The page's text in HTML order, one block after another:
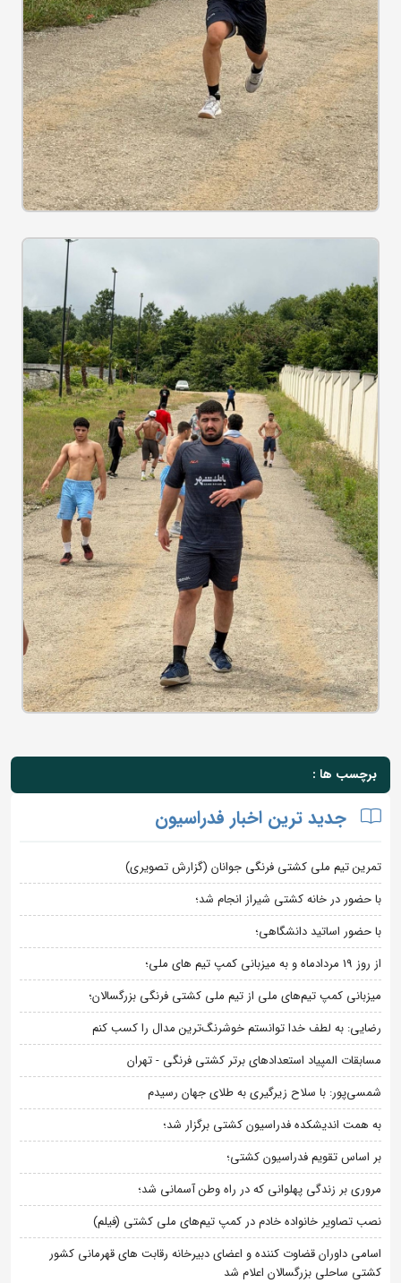
برچسب ها :
جدید ترین اخبار فدراسیون
تمرین تیم ملی کشتی فرنگی جوانان (گزارش تصویری)
با حضور در خانه کشتی شیراز انجام شد؛
با حضور اساتید دانشگاهی؛
از روز 19 مردادماه و به میزبانی کمپ تیم های ملی؛
میزبانی کمپ تیم‌های ملی از تیم ملی کشتی فرنگی بزرگسالان؛
رضایی: به لطف خدا توانستم خوشرنگ‌ترین مدال را کسب کنم
مسابقات المپیاد استعدادهای برتر کشتی فرنگی - تهران
شمسی‌پور: با سلاح زیرگیری به طلای جهان رسیدم
به همت اندیشکده فدراسیون کشتی برگزار شد؛
بر اساس تقویم فدراسیون کشتی؛
مروری بر زندگی پهلوانی که در راه وطن آسمانی شد؛
نصب تصاویر خانواده خادم در کمپ تیم‌های ملی کشتی (فیلم)
اسامی داوران قضاوت کننده و اعضای دبیرخانه رقابت های قهرمانی کشور
کشتی ساحلی بزرگسالان اعلام شد